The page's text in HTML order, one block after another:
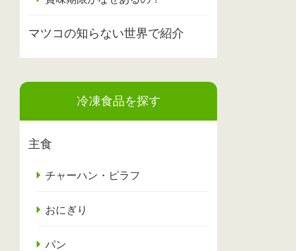
マツコの知らない世界で紹介
冷凍食品を探す
主食
チャーハン・ピラフ
おにぎり
パン